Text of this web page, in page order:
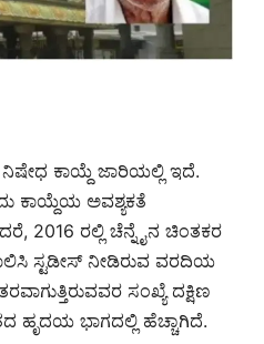
ನಿಷೇಧ ಕಾಯ್ದೆ ಜಾರಿಯಲ್ಲಿ ಇದೆ.
ಕಾಯ್ದೆಯ ಅವಶ್ಯಕತೆ
2016 ರಲ್ಲಿ ಚೆನ್ನೈನ ಚಿಂತಕರ
ಸ್ಟಡೀಸ್ ನೀಡಿರುವ ವರದಿಯ
ಸಂಖ್ಯೆ ದಕ್ಷಿಣ
ಹೃದಯ ಭಾಗದಲ್ಲಿ ಹೆಚ್ಚಾಗಿದೆ.